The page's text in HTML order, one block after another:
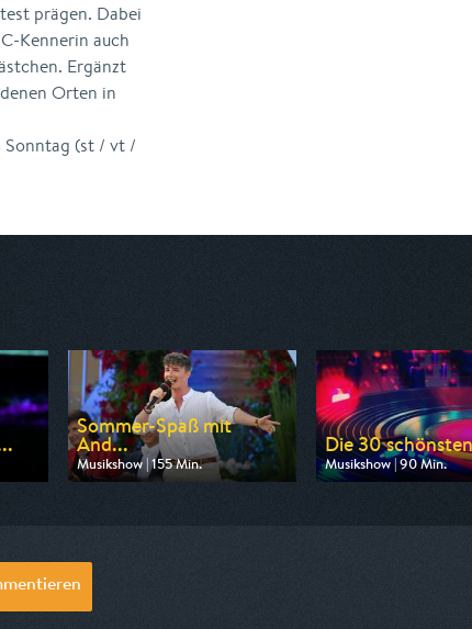
prägen. Dabei
Kennerin auch
Ergänzt
Orten in
Sonntag (st / vt /
Sommer-Spaß mit
And...
Musikshow | 155 Min.
Ausgestrahlt von SR Fernsehen
Die 30
Musikshow | 90 Min.
Ausgestrahlt von SR